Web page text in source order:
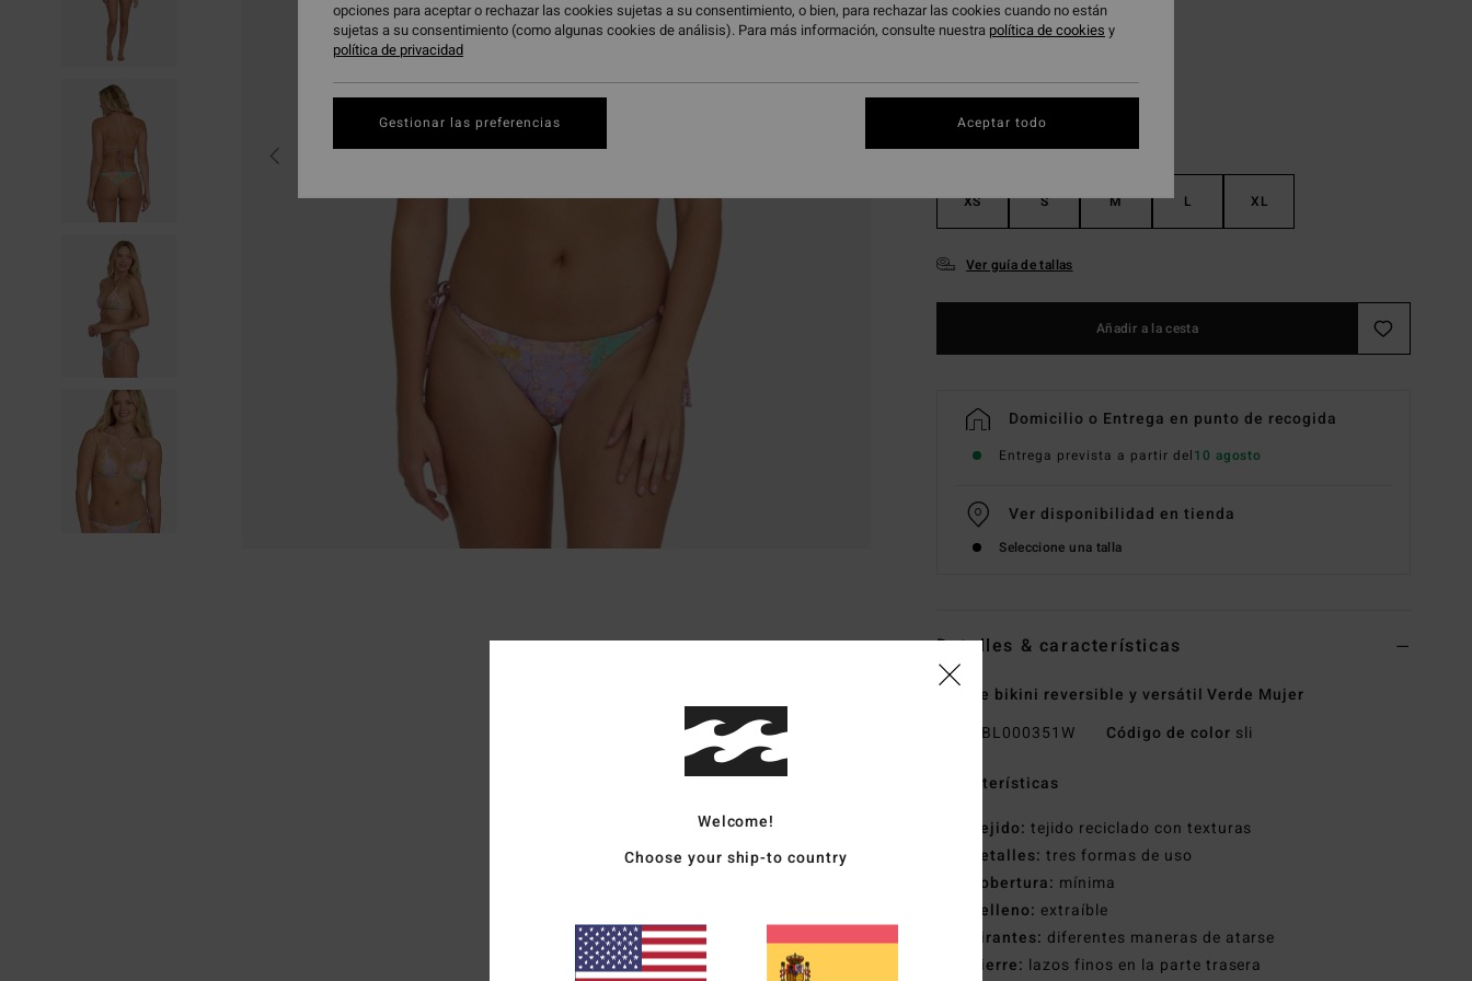
ColorSweet Lilac
XS S M L XL
Ver guía de tallas
Añadir a la cesta
Domicilio o Entrega en punto de recogida
Entrega prevista a partir del10 agosto
Ver disponibilidad en tienda
Seleccione una talla
Detalles & características
Top de bikini reversible y versátil Verde Mujer
BL000351W Código de color sli
Características
Tejido: tejido reciclado con texturas
Detalles: tres formas de uso
Cobertura: mínima
Relleno: extraíble
Tirantes: diferentes maneras de atarse
Cierre: lazos finos en la parte trasera
Welcome!
Choose your ship-to country
opciones para aceptar o rechazar las cookies sujetas a su consentimiento, o bien, para rechazar las cookies cuando no están
sujetas a su consentimiento (como algunas cookies de análisis). Para más información, consulte nuestra política de cookies y
política de privacidad
Gestionar las preferencias Aceptar todo